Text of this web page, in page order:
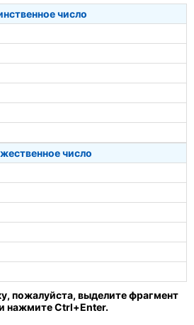
число
число
пожалуйста, выделите фрагмент
нажмите Ctrl+Enter.